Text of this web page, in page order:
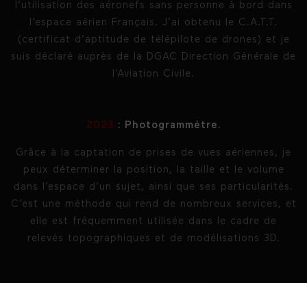
l’utilisation des aéronefs sans personne à bord dans
l’espace aérien Français. J’ai obtenu le C.A.T.T.
(certificat d’aptitude de télépilote de drones) et je
suis déclaré auprès de la DGAC Direction Générale de
l’Aviation Civile.
2023 : Photogrammètre.
Grâce à la captation de prises de vues aériennes, je
peux déterminer la position, la taille et le volume
dans l’espace d’un sujet, ainsi que ses particularités.
C’est une méthode qui rend de nombreux services, et
elle est fréquemment utilisée dans le cadre de
relevés topographiques et de modélisations 3D.